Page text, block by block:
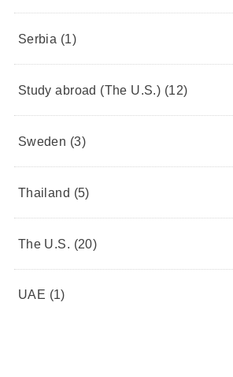
Serbia (1)
Study abroad (The U.S.) (12)
Sweden (3)
Thailand (5)
The U.S. (20)
UAE (1)